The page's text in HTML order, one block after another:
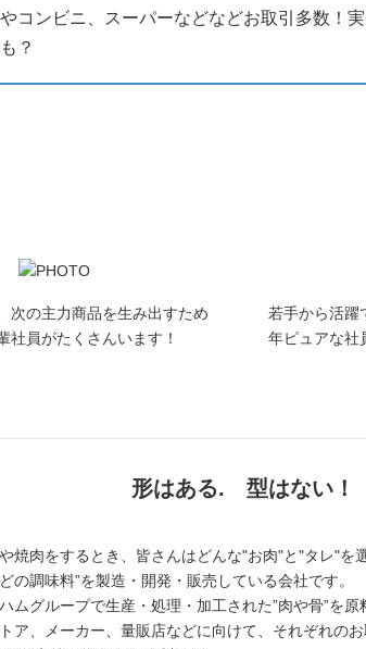
コンビニ、スーパーなどなどお取引多数！
？
次の主力商品を生み出すため
社員がたくさんいます！
若手から活躍
年ピュアな社
形はある. 型はない！
焼肉をするとき、皆さんはどんな"お肉"と"タレ"
の調味料”を製造・開発・販売している会社です。
ムグループで生産・処理・加工された”肉や骨”を
ア、メーカー、量販店などに向けて、それぞれの